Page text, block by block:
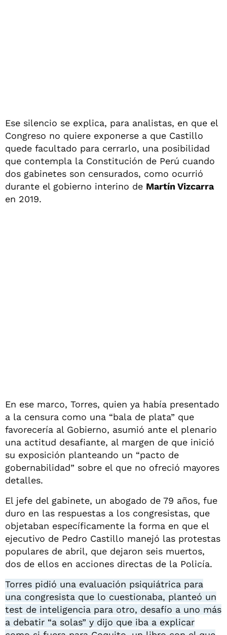
Ese silencio se explica, para analistas, en que el
Congreso no quiere exponerse a que Castillo
quede facultado para cerrarlo, una posibilidad
que contempla la Constitución de Perú cuando
dos gabinetes son censurados, como ocurrió
durante el gobierno interino de Martín Vizcarra
en 2019.
En ese marco, Torres, quien ya había presentado
a la censura como una “bala de plata” que
favorecería al Gobierno, asumió ante el plenario
una actitud desafiante, al margen de que inició
su exposición planteando un “pacto de
gobernabilidad” sobre el que no ofreció mayores
detalles.
El jefe del gabinete, un abogado de 79 años, fue
duro en las respuestas a los congresistas, que
objetaban específicamente la forma en que el
ejecutivo de Pedro Castillo manejó las protestas
populares de abril, que dejaron seis muertos,
dos de ellos en acciones directas de la Policía.
Torres pidió una evaluación psiquiátrica para
una congresista que lo cuestionaba, planteó un
test de inteligencia para otro, desafío a uno más
a debatir “a solas” y dijo que iba a explicar